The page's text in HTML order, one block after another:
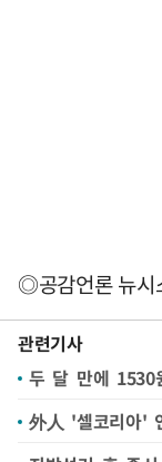
◎공감언론 뉴시
관련기사